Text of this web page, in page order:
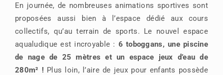
En journée, de nombreuses animations sportives sont
proposées aussi bien à l’espace dédié aux cours
collectifs, qu’au terrain de sports. Le nouvel espace
aqualudique est incroyable : 6 toboggans, une piscine
de nage de 25 mètres et un espace jeux d’eau de
280m² !Plus loin, l’aire de jeux pour enfants possède